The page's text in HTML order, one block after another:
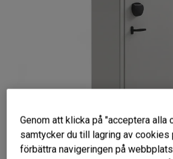
Genom att klicka på "acceptera alla
samtycker du till lagring av cookies
förbättra navigeringen på